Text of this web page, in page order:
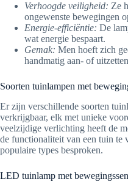
Verhoogde veiligheid: Ze
ongewenste bewegingen
Energie-efficiëntie: De
wat energie bespaart.
Gemak: Men hoeft zich
handmatig aan- of
Soorten tuinlampen met
Er zijn verschillende soorten
verkrijgbaar, elk met unieke
veelzijdige verlichting heeft de
de functionaliteit van een tuin te
populaire types besproken.
LED tuinlamp met